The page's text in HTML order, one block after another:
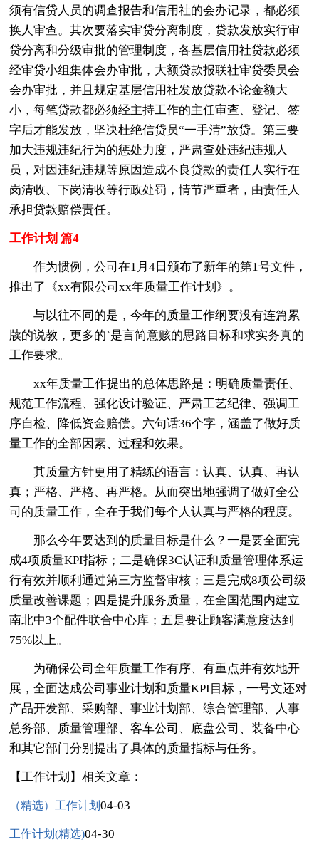
须有信贷人员的调查报告和信用社的会办记录，都必须
换人审查。其次要落实审贷分离制度，贷款发放实行审
贷分离和分级审批的管理制度，各基层信用社贷款必须
经审贷小组集体会办审批，大额贷款报联社审贷委员会
会办审批，并且规定基层信用社发放贷款不论金额大
小，每笔贷款都必须经主持工作的主任审查、登记、签
字后才能发放，坚决杜绝信贷员“一手清”放贷。第三要
加大违规违纪行为的惩处力度，严肃查处违纪违规人
员，对因违纪违规等原因造成不良贷款的责任人实行在
岗清收、下岗清收等行政处罚，情节严重者，由责任人
承担贷款赔偿责任。
工作计划 篇4
作为惯例，公司在1月4日颁布了新年的第1号文件，
推出了《xx有限公司xx年质量工作计划》。
与以往不同的是，今年的质量工作纲要没有连篇累
牍的说教，更多的`是言简意赅的思路目标和求实务真的
工作要求。
xx年质量工作提出的总体思路是：明确质量责任、
规范工作流程、强化设计验证、严肃工艺纪律、强调工
序自检、降低资金赔偿。六句话36个字，涵盖了做好质
量工作的全部因素、过程和效果。
其质量方针更用了精练的语言：认真、认真、再认
真；严格、严格、再严格。从而突出地强调了做好全公
司的质量工作，全在于我们每个人认真与严格的程度。
那么今年要达到的质量目标是什么？一是要全面完
成4项质量KPI指标；二是确保3C认证和质量管理体系运
行有效并顺利通过第三方监督审核；三是完成8项公司级
质量改善课题；四是提升服务质量，在全国范围内建立
南北中3个配件联合中心库；五是要让顾客满意度达到
75%以上。
为确保公司全年质量工作有序、有重点并有效地开
展，全面达成公司事业计划和质量KPI目标，一号文还对
产品开发部、采购部、事业计划部、综合管理部、人事
总务部、质量管理部、客车公司、底盘公司、装备中心
和其它部门分别提出了具体的质量指标与任务。
【工作计划】相关文章：
（精选）工作计划04-03
工作计划(精选)04-30